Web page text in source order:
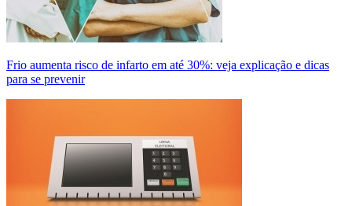
Frio aumenta risco de infarto em até 30%: veja explicação e dicas
para se prevenir